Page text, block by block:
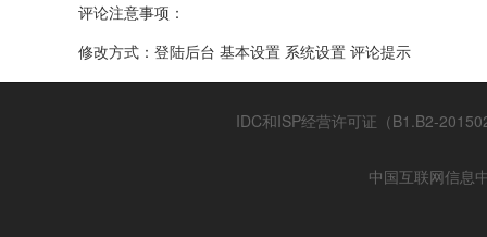
评论注意事项：
修改方式：登陆后台 基本设置 系统设置 评论提示
IDC和ISP经营许可证（B1.B2-
中国互联网信息